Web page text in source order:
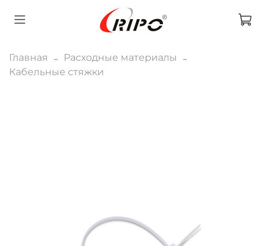
Главная
Расходные материалы
Кабельные стяжки